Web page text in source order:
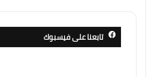
تابعنا على فيسبوك